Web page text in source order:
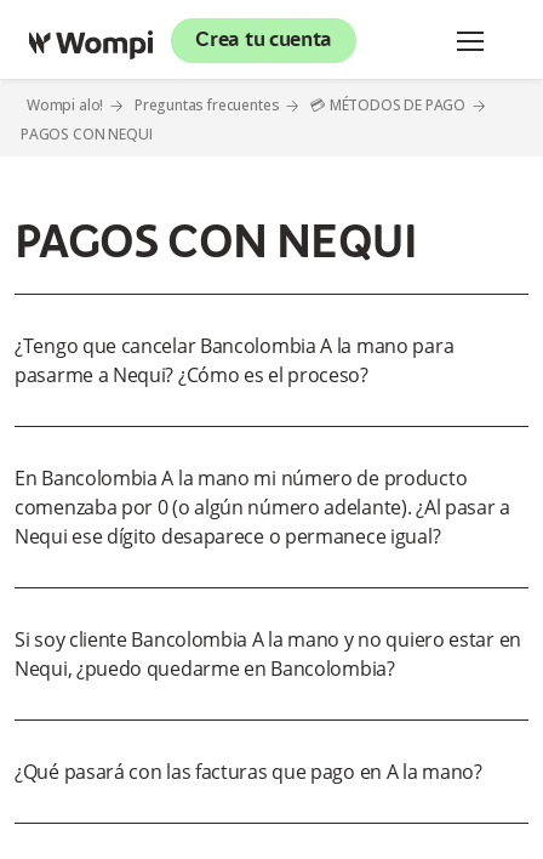
Crea tu cuenta
Wompi alo! Preguntas frecuentes
💳 MÉTODOS DE PAGO
PAGOS CON NEQUI
PAGOS CON NEQUI
¿Tengo que cancelar Bancolombia A la mano para
pasarme a Nequi? ¿Cómo es el proceso?
En Bancolombia A la mano mi número de producto
comenzaba por 0 (o algún número adelante). ¿Al pasar a
Nequi ese dígito desaparece o permanece igual?
Si soy cliente Bancolombia A la mano y no quiero estar en
Nequi, ¿puedo quedarme en Bancolombia?
¿Qué pasará con las facturas que pago en A la mano?